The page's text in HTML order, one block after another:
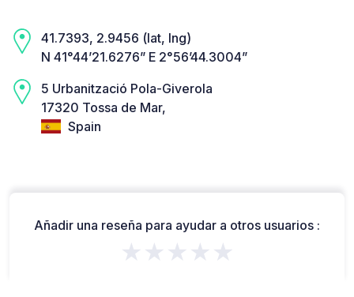
41.7393, 2.9456 (lat, lng)
N 41°44’21.6276” E 2°56’44.3004”
5 Urbanització Pola-Giverola
17320 Tossa de Mar,
Spain
Añadir una reseña para ayudar a otros usuarios :
★★★★★